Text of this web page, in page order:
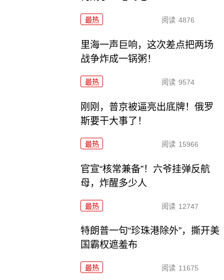
最热 阅读 4876
里海一声巨响，这次差点把两场
战争炸成一锅粥！
最热 阅读 9574
刚刚，普京被逼亮出底牌！俄罗
斯要干大事了！
最热 阅读 15966
官宣“核常兼备”！六爷挂弹反航
母，炸醒多少人
最热 阅读 12747
特朗普一句“珍珠港除外”，撕开美
国霸权遮羞布
最热 阅读 11675